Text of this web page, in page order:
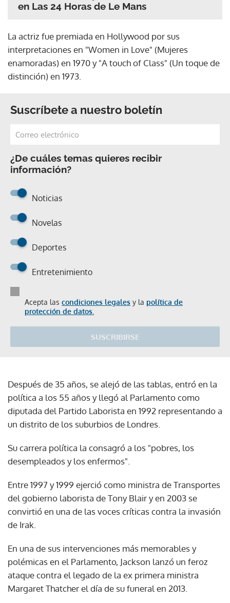
en Las 24 Horas de Le Mans
La actriz fue premiada en Hollywood por sus
interpretaciones en "Women in Love" (Mujeres
enamoradas) en 1970 y "A touch of Class" (Un toque de
distinción) en 1973.
Suscríbete a nuestro boletín
¿De cuáles temas quieres recibir
información?
Noticias
Novelas
Deportes
Entretenimiento
Acepta las condiciones legales y la política de
protección de datos.
SUSCRIBIRSE
Después de 35 años, se alejó de las tablas, entró en la
política a los 55 años y llegó al Parlamento como
diputada del Partido Laborista en 1992 representando a
un distrito de los suburbios de Londres.
Su carrera política la consagró a los "pobres, los
desempleados y los enfermos".
Entre 1997 y 1999 ejerció como ministra de Transportes
del gobierno laborista de Tony Blair y en 2003 se
convirtió en una de las voces críticas contra la invasión
de Irak.
En una de sus intervenciones más memorables y
polémicas en el Parlamento, Jackson lanzó un feroz
ataque contra el legado de la ex primera ministra
Margaret Thatcher el día de su funeral en 2013.